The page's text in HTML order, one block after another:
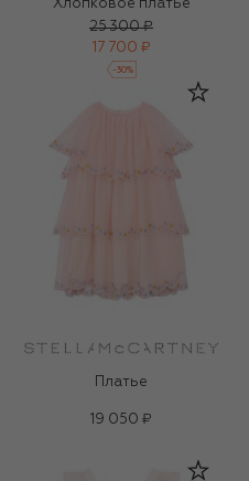
Хлопковое платье
25 300 ₽
17 700 ₽
-30%
Платье
19 050 ₽